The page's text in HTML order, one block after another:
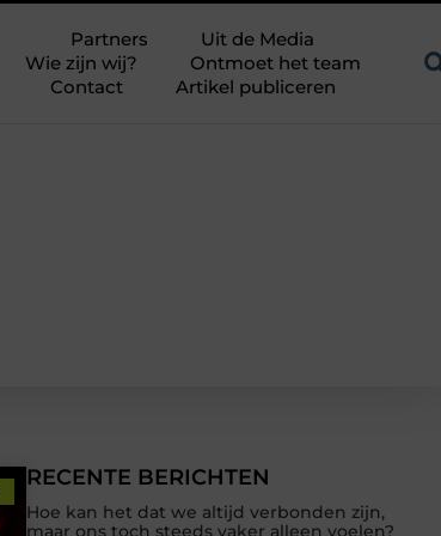
Partners
Uit de Media
Wie zijn wij?
Ontmoet het team
Contact
Artikel publiceren
RECENTE BERICHTEN
Hoe kan het dat we altijd verbonden zijn,
maar ons toch steeds vaker alleen voelen?